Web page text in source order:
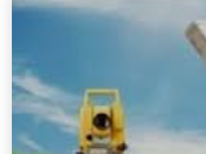
случаев (ес...